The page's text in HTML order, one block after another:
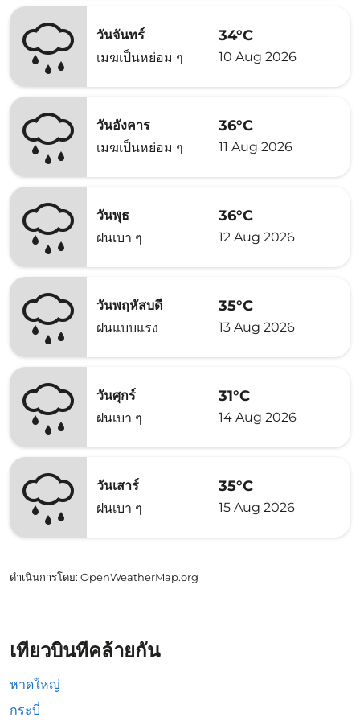
วันจันทร์
เมฆเป็นหย่อม ๆ
34°C
10 Aug 2026
วันอังคาร
เมฆเป็นหย่อม ๆ
36°C
11 Aug 2026
วันพุธ
ฝนเบา ๆ
36°C
12 Aug 2026
วันพฤหัสบดี
ฝนแบบแรง
35°C
13 Aug 2026
วันศุกร์
ฝนเบา ๆ
31°C
14 Aug 2026
วันเสาร์
ฝนเบา ๆ
35°C
15 Aug 2026
ดำเนินการโดย: OpenWeatherMap.org
เที่ยวบินที่คล้ายกัน
หาดใหญ่
กระบี่